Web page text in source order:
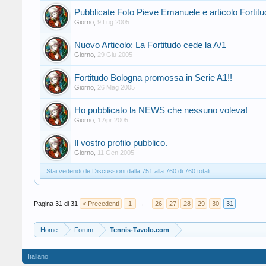
Pubblicate Foto Pieve Emanuele e articolo
Giorno 9 Lug 2005
Nuovo Articolo: La Fortitudo cede la A/1
Giorno 29 Giu 2005
Fortitudo Bologna promossa in Serie A1!!
Giorno 26 Mag 2005
Ho pubblicato la NEWS che nessuno voleva!
Giorno 1 Apr 2005
Il vostro profilo pubblico.
Giorno 11 Gen 2005
Stai vedendo le Discussioni dalla 751 alla 760 di 760 totali
Pagina 31 di 31 < Precedenti 1 ← 26 27 28 29 30 31
Home Forum Tennis-Tavolo.com
Italiano